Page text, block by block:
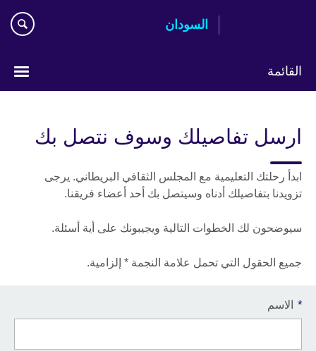
السودان
القائمة
ارسل تفاصيلك وسوف نتصل بك
ابدأ رحلتك التعليمية مع المجلس الثقافي البريطاني. يرجى
تزويدنا بتفاصيلك أدناه وسيتصل بك أحد أعضاء فريقنا.
سيوضحون لك الخطوات التالية ويجيبونك على أية أسئلة.
جميع الحقول التي تحمل علامة النجمة * إلزامية.
* الاسم